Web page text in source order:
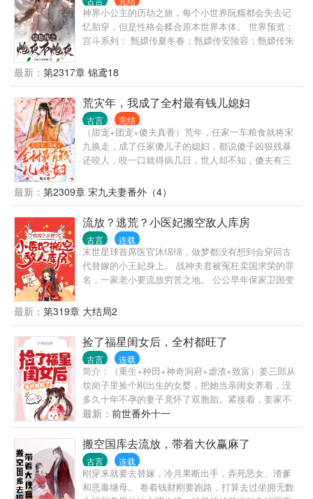
折不扣的大黑芝麻汤圆。 一开始苏莞还假矜持，最后
实在受不了他的美颜暴击，然后……斯哈斯哈
生…… 还好金手指够大，宋祁费死费活的当了那么多
年的打工人，成就了大好帝国。原本以为可以躺平
了，却不曾想……这仅仅是开始。 （最后，谢谢大家
观看，简介无能，请看正文） 1.大胖橘?? 2.温实初??
五蛋弘昼?? 番外一：当宜修穿成沈眉庄?? 番外二：当
安陵容长得像柔则?? 番外三：宜修变成如懿?? 番外
四：果郡王的艳色后宫?? 全书完结
神界小公主的历劫之旅，每个小世界阮糯都会失去记
忆胎穿，但是性格会糅合原本世界本体。 世界预览：
宫斗系列： 甄嬛传夏冬春；甄嬛传安陵容；甄嬛传朱
王后；美人心计紫苏； 宫心计钱飞燕；宫心计万宝贤
······ 民国系列： 乱世佳人贺美馨 烽火佳人青萍 嫁入
豪门沈盈娣 ······ 现代系列： 我的人间烟火叶子 ······
仙侠系列： 三生三世十里桃花素锦 三生三世十里桃花
小巴蛇 天札之白蛇传说原创小花精阮糯 琉璃原创小仓
鼠软糯 ······· 其它系列： ······ 批注：顺序不定；篇幅
不定
最新： 第2317章 锦鸢18
荒灾年，我成了全村最有钱儿媳妇
古言 完结
（甜宠+团宠+傻夫真香）荒年，任家一车粮食就将宋
九换走，成了任家傻儿子的媳妇，都说傻子凶狠残暴
还咬人，咬一口就得病几日，世人却不知，傻夫有三
嫁到任家就成了团宠，好事一桩连一桩，任家生活也
越过越好。 只是她这个傻夫身份却变得不简单，亲生
父母来相认，爹不疼娘不爱？没关系，宋九护短疼丈
夫。斗极品虐渣渣，带着傻夫发家致富，谁也别想欺
负他。 宋九：“荣长只有我能欺负。” 任荣长：“只有媳
妇能欺负我，其他人都不准欺负我媳妇。”
最新： 第2309章 宋九夫妻番外（4）
流放？逃荒？小医妃搬空敌人库房
古言 连载
末世星球首席医官沐绵绵，做梦都没有想到会穿回古
代替嫁的小王妃身上。 战神夫君被冤枉卖国求荣的罪
名，一家老小要流放穷苦之地。 公公早年保家卫国变
儿。 小姑子娇滴滴，只会嘤嘤！ 年幼小叔子只有三岁
半，嗷嗷待哺。 夫君最惨了，双腿被算计打残。 跟着
极品的老夫人和二叔，三叔一家一起被流放，这不是
要被欺负死？ 眼看天眼亡我夫家，沐绵绵不干了！ 转
身搬空敌人的国库，流放路上越走越荒凉，不慌，她
空间有物资。 到了南荒，寸草不生之地，没有活路只
能饿死。 不慌，她有改造土质技术，将荒凉之地变成
乐园。 多年后，夜王总算沉冤得雪准备回京。 “抱
歉，王爷当初我们没有正式拜堂，说好了只是假夫妻
夜王，转眼就变成小奶狗，半夜钻进她的被窝，抱着
她哭唧唧：“绵绵，你不走，我也不走。”
最新： 第319章 大结局2
捡了福星闺女后，全村都旺了
古言 连载
简介：（重生+种田+神奇洞府+虐渣+致富）姜三郎从
坟岗子里捡个刚出生的女婴，把她当亲闺女养着，没
多久十年不孕的妻子竟怀了双胞胎。紧接着，姜家不
断有好事降临，从一贫如洗，一步步走上富裕之路。
全村人都羡慕姜家好运气，都想沾沾小仙童的福气。
樱宝小...
最新： 前世番外十一
搬空国库去流放，带着大伙赢麻了
古言 连载
刚穿来就要去替嫁，冷月果断出手，弄死恶女、渣爹
和恶毒继母。 卷着钱财刚要跑路，打算去过坐拥无数